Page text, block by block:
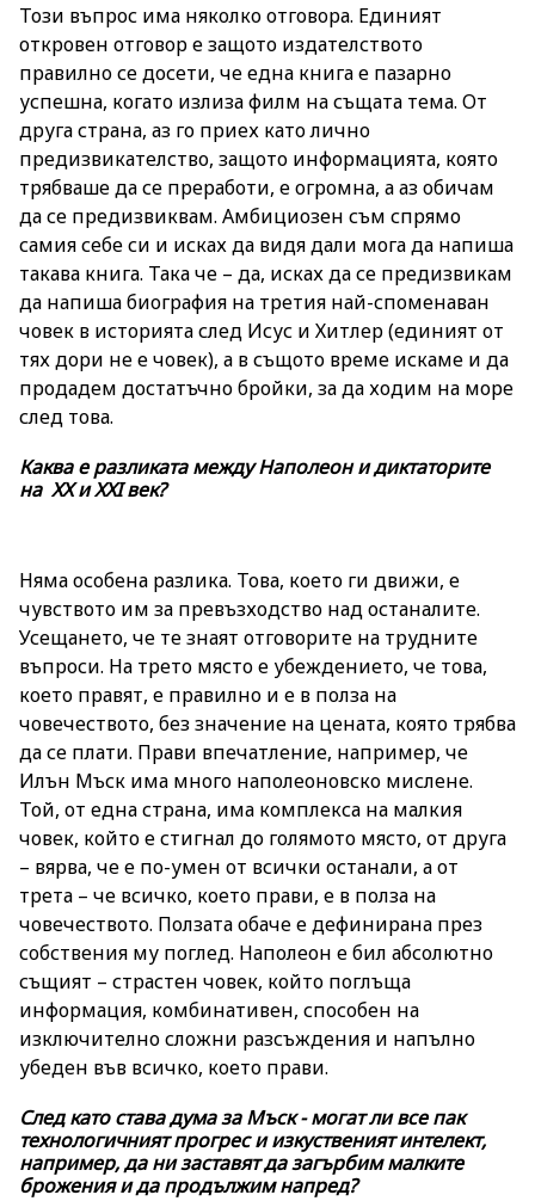
Този въпрос има няколко отговора. Единият
откровен отговор е защото издателството
правилно се досети, че една книга е пазарно
успешна, когато излиза филм на същата тема. От
друга страна, аз го приех като лично
предизвикателство, защото информацията, която
трябваше да се преработи, е огромна, а аз обичам
да се предизвиквам. Амбициозен съм спрямо
самия себе си и исках да видя дали мога да напиша
такава книга. Така че ­– да, исках да се предизвикам
да напиша биография на третия най-споменаван
човек в историята след Исус и Хитлер (единият от
тях дори не е човек), а в същото време искаме и да
продадем достатъчно бройки, за да ходим на море
след това.
Каква е разликата между Наполеон и диктаторите
на ХХ и ХХI век?
Няма особена разлика. Това, което ги движи, е
чувството им за превъзходство над останалите.
Усещането, че те знаят отговорите на трудните
въпроси. На трето място е убеждението, че това,
което правят, е правилно и е в полза на
човечеството, без значение на цената, която трябва
да се плати. Прави впечатление, например, че
Илън Мъск има много наполеоновско мислене.
Той, от една страна, има комплекса на малкия
човек, който е стигнал до голямото място, от друга
– вярва, че е по-умен от всички останали, а от
трета – че всичко, което прави, е в полза на
човечеството. Ползата обаче е дефинирана през
собствения му поглед. Наполеон е бил абсолютно
същият – страстен човек, който поглъща
информация, комбинативен, способен на
изключително сложни разсъждения и напълно
убеден във всичко, което прави.
След като става дума за Мъск - могат ли все пак
технологичният прогрес и изкуственият интелект,
например, да ни заставят да загърбим малките
брожения и да продължим напред?